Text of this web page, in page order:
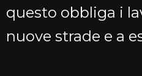
questo obbliga i
nuove strade e a